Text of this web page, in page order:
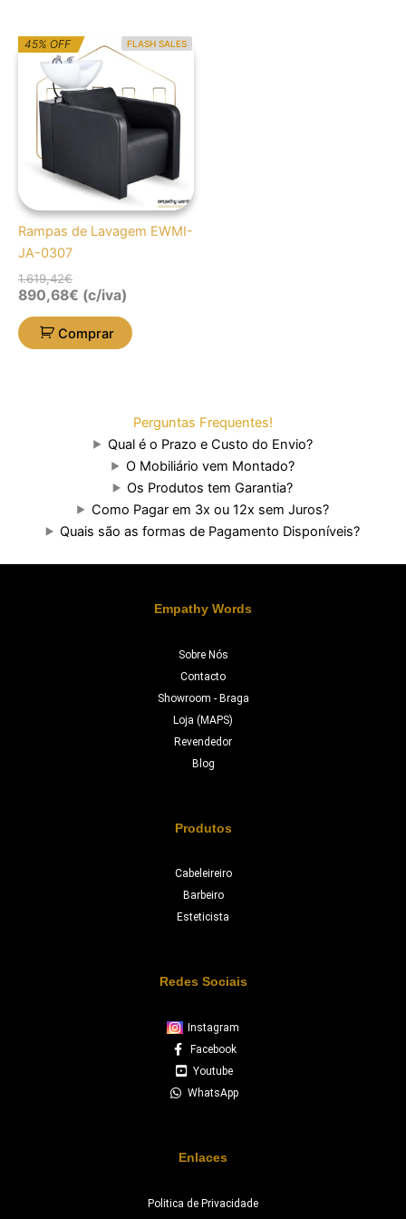
FLASH SALES
45% OFF
Rampas de Lavagem EWMI-
JA-0307
1.619,42€
O
preço
original
era:
1.619,42€.
O
preço
atual
é:
890,68€.
890,68€ (c/iva)
Comprar
Perguntas Frequentes!
Qual é o Prazo e Custo do Envio?
O Mobiliário vem Montado?
Os Produtos tem Garantia?
Como Pagar em 3x ou 12x sem Juros?
Quais são as formas de Pagamento Disponíveis?
Empathy Words
Sobre Nós
Contacto
Showroom - Braga
Loja (MAPS)
Revendedor
Blog
Produtos
Cabeleireiro
Barbeiro
Esteticista
Redes Sociais
Instagram
Facebook
Youtube
WhatsApp
Enlaces
Politica de Privacidade